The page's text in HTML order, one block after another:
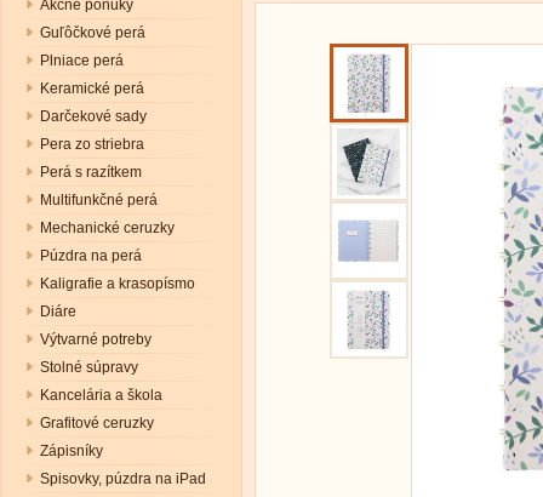
Akčné ponuky
Guľôčkové perá
Plniace perá
Keramické perá
Darčekové sady
Pera zo striebra
Perá s razítkem
Multifunkčné perá
Mechanické ceruzky
Púzdra na perá
Kaligrafie a krasopísmo
Diáre
Výtvarné potreby
Stolné súpravy
Kancelária a škola
Grafitové ceruzky
Zápisníky
Spisovky, púzdra na iPad